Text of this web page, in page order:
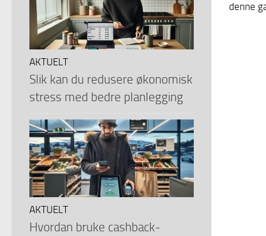
denne
AKTUELT
Slik kan du redusere økonomisk
stress med bedre planlegging
AKTUELT
Hvordan bruke cashback-